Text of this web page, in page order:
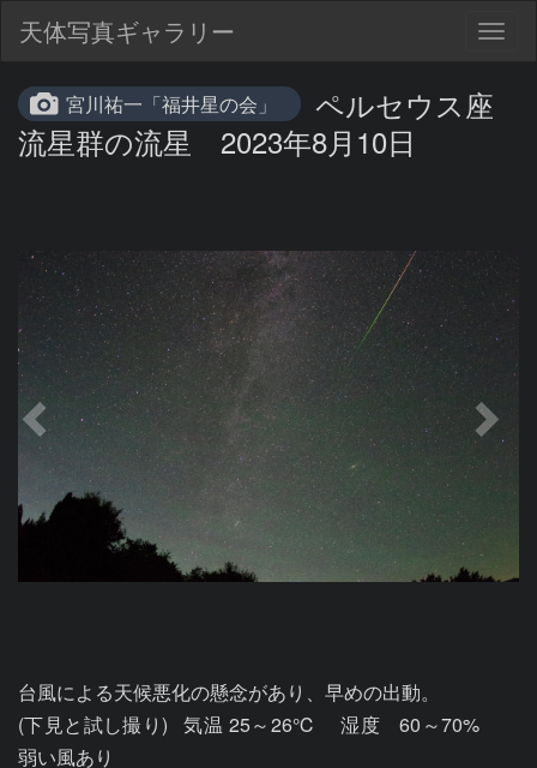
天体写真ギャラリー
宮川祐一「福井星の会」
ペルセウス座
流星群の流星 2023年8月10日
台風による天候悪化の懸念があり、早めの出動。
(下見と試し撮り)   気温 25～26℃　 湿度　60～70%